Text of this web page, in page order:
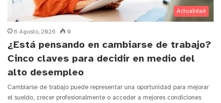
Actualidad
6 Agosto, 2026 0
¿Está pensando en cambiarse de trabajo?
Cinco claves para decidir en medio del
alto desempleo
Cambiarse de trabajo puede representar una oportunidad para mejorar
el sueldo, crecer profesionalmente o acceder a mejores condiciones